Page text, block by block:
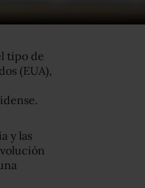
tipo de
(EUA),
y las